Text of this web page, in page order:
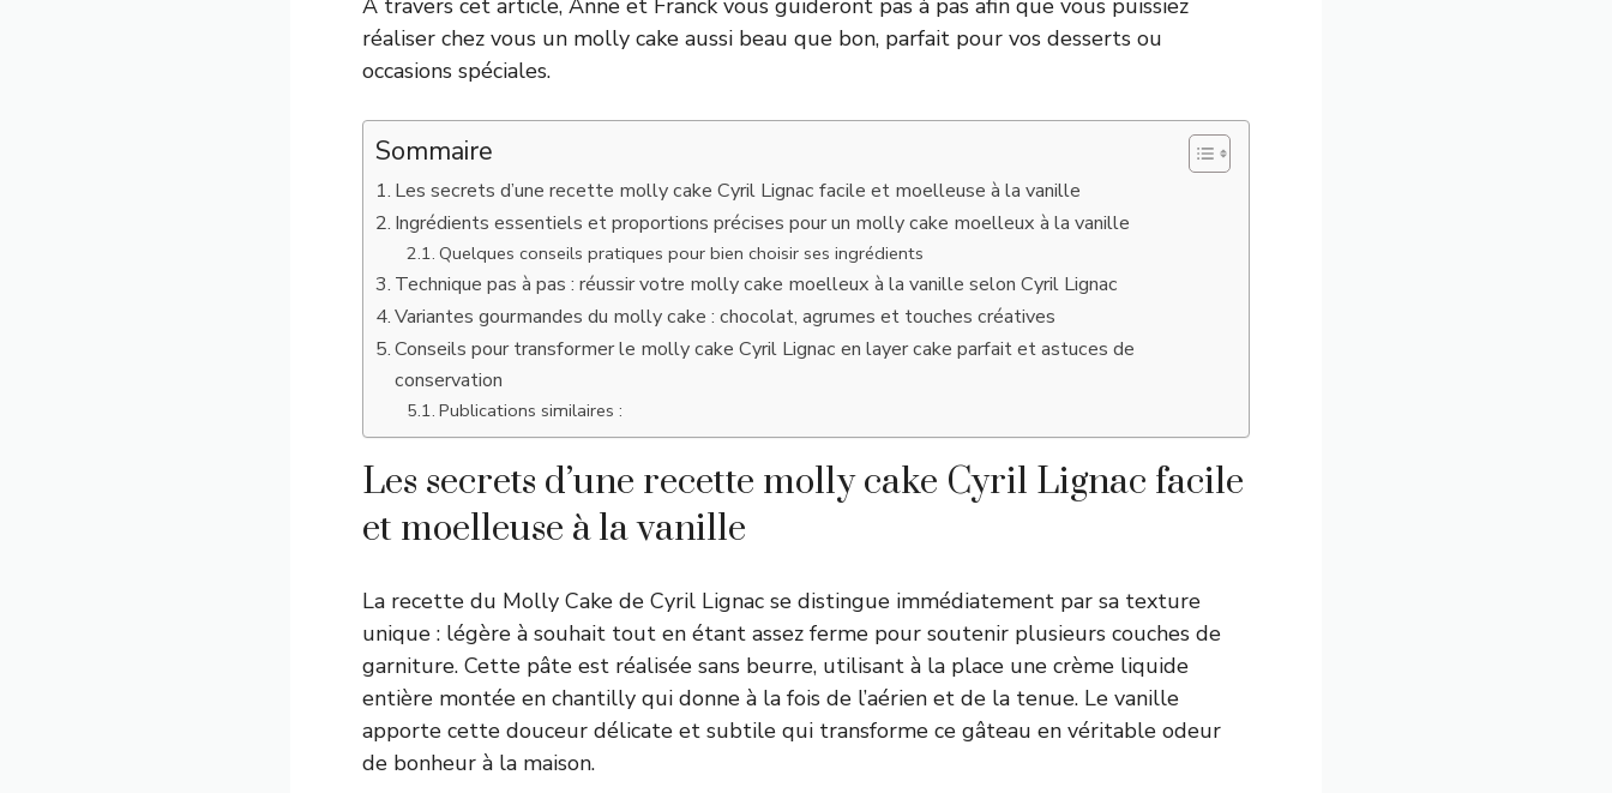
réaliser chez vous un molly cake aussi beau que bon, parfait pour vos desserts ou
occasions spéciales.
Sommaire
Les secrets d’une recette molly cake Cyril Lignac facile et moelleuse à la vanille
Ingrédients essentiels et proportions précises pour un molly cake moelleux à la vanille
Quelques conseils pratiques pour bien choisir ses ingrédients
Technique pas à pas : réussir votre molly cake moelleux à la vanille selon Cyril Lignac
Variantes gourmandes du molly cake : chocolat, agrumes et touches créatives
Conseils pour transformer le molly cake Cyril Lignac en layer cake parfait et astuces de
conservation
Publications similaires :
Les secrets d’une recette molly cake Cyril Lignac facile
et moelleuse à la vanille
La recette du Molly Cake de Cyril Lignac se distingue immédiatement par sa texture
unique : légère à souhait tout en étant assez ferme pour soutenir plusieurs couches de
garniture. Cette pâte est réalisée sans beurre, utilisant à la place une crème liquide
entière montée en chantilly qui donne à la fois de l’aérien et de la tenue. Le vanille
apporte cette douceur délicate et subtile qui transforme ce gâteau en véritable odeur
de bonheur à la maison.